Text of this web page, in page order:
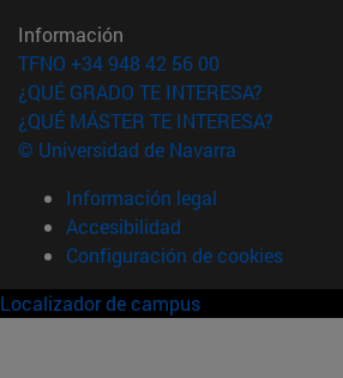
Información
TFNO +34 948 42 56 00
¿QUÉ GRADO TE INTERESA?
¿QUÉ MÁSTER TE INTERESA?
© Universidad de Navarra
Información legal
Accesibilidad
Configuración de cookies
Localizador de campus